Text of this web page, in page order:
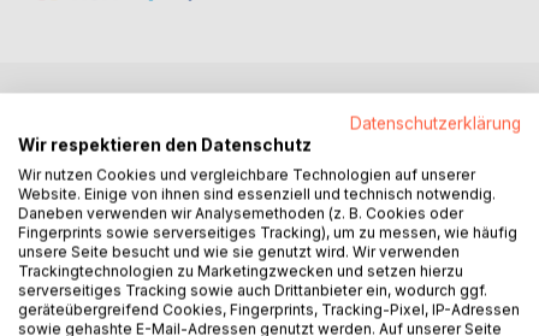
"Als Gott mal zu mir kam" ist eine Reihe von Gedichten, in
der Sabine Salat eine unglaubliche Lebenswandlung
darstellt.
In diesem fünften Buch der Serie befinden sich 13
ausgewählte Gedichte und selbstgemalte Bilder, die diesen
Weg beschreiben, einen Weg der Läuterung, den sie
Datenschutzerklärung
Wir respektieren den Datenschutz
Wir nutzen Cookies und vergleichbare Technologien auf unserer
Website. Einige von ihnen sind essenziell und technisch notwendig.
Daneben verwenden wir Analysemethoden (z. B. Cookies oder
Fingerprints sowie serverseitiges Tracking), um zu messen, wie häufig
unsere Seite besucht und wie sie genutzt wird. Wir verwenden
Trackingtechnologien zu Marketingzwecken und setzen hierzu
serverseitiges Tracking sowie auch Drittanbieter ein, wodurch ggf.
geräteübergreifend Cookies, Fingerprints, Tracking-Pixel, IP-Adressen
sowie gehashte E-Mail-Adressen genutzt werden. Auf unserer Seite